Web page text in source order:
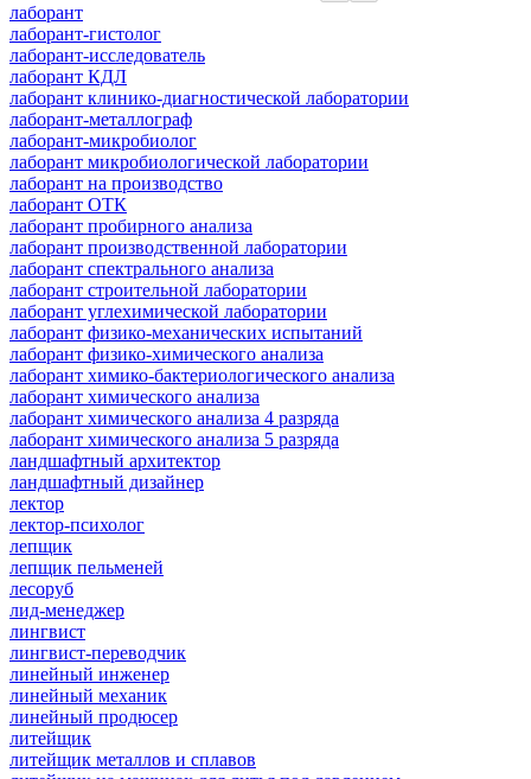
лаборант
лаборант-гистолог
лаборант-исследователь
лаборант КДЛ
лаборант клинико-диагностической лаборатории
лаборант-металлограф
лаборант-микробиолог
лаборант микробиологической лаборатории
лаборант на производство
лаборант ОТК
лаборант пробирного анализа
лаборант производственной лаборатории
лаборант спектрального анализа
лаборант строительной лаборатории
лаборант углехимической лаборатории
лаборант физико-механических испытаний
лаборант физико-химического анализа
лаборант химико-бактериологического анализа
лаборант химического анализа
лаборант химического анализа 4 разряда
лаборант химического анализа 5 разряда
ландшафтный архитектор
ландшафтный дизайнер
лектор
лектор-психолог
лепщик
лепщик пельменей
лесоруб
лид-менеджер
лингвист
лингвист-переводчик
линейный инженер
линейный механик
линейный продюсер
литейщик
литейщик металлов и сплавов